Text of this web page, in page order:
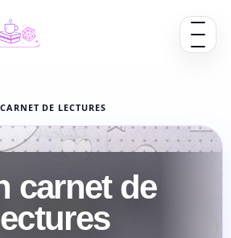
Ouvrir
DE LECTURES
carnet de